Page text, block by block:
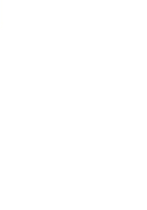
ตั้งแต่ปรึกษาจนถึง